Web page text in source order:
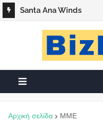
Santa Ana Winds
Αρχική σελίδα ΜΜΕ